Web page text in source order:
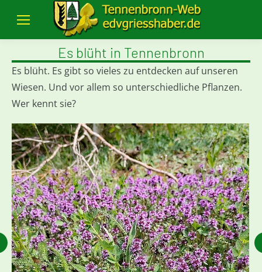
Es blüht in Tennenbronn
Es blüht. Es gibt so vieles zu entdecken auf unseren
Wiesen. Und vor allem so unterschiedliche Pflanzen.
Wer kennt sie?